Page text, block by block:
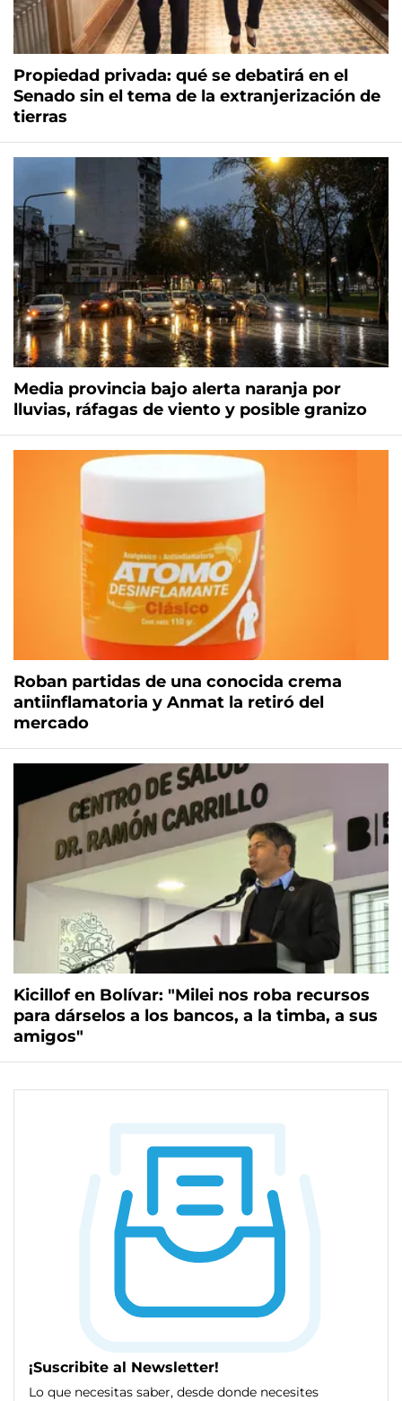
Propiedad privada: qué se debatirá en el
Senado sin el tema de la extranjerización de
tierras
Media provincia bajo alerta naranja por
lluvias, ráfagas de viento y posible granizo
Roban partidas de una conocida crema
antiinflamatoria y Anmat la retiró del
mercado
Kicillof en Bolívar: "Milei nos roba recursos
para dárselos a los bancos, a la timba, a sus
amigos"
¡Suscribite al Newsletter!
Lo que necesitas saber, desde donde necesites